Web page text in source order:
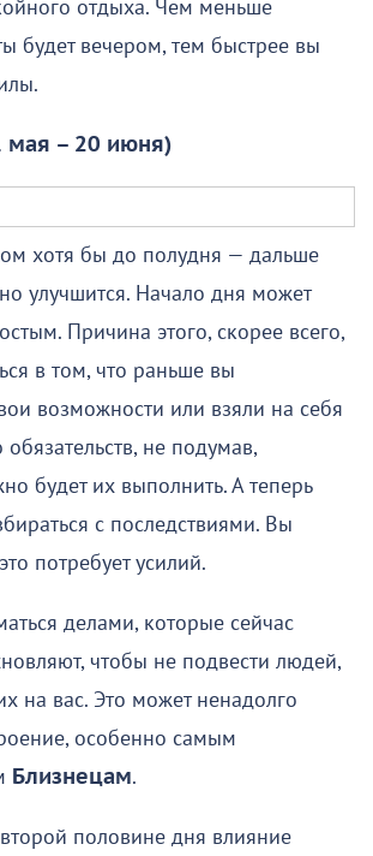
отдыха. Чем меньше
будет вечером, тем быстрее вы
мая – 20 июня)
хотя бы до полудня — дальше
улучшится. Начало дня может
Причина этого, скорее всего,
в том, что раньше вы
возможности или взяли на себя
не подумав,
будет их выполнить. А теперь
с последствиями. Вы
потребует усилий.
делами, которые сейчас
чтобы не подвести людей,
на вас. Это может ненадолго
особенно самым
Близнецам.
половине дня влияние